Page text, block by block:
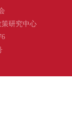
研究中心